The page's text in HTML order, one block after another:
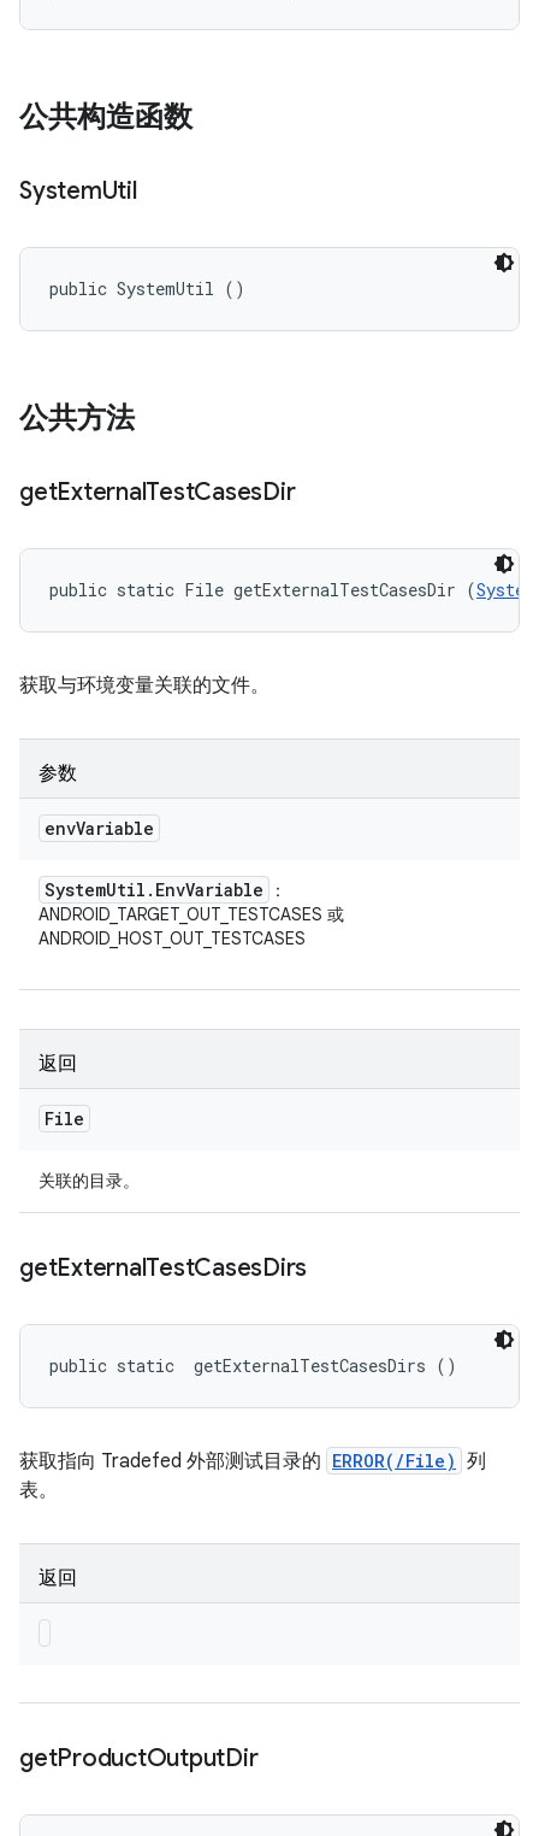
公共构造函数
SystemUtil
public SystemUtil ()
公共方法
getExternalTestCasesDir
public static File getExternalTestCasesDir (
获取与环境变量关联的文件。
参数
envVariable
SystemUtil . EnvVariable
：
ANDROID_TARGET_OUT_TESTCASES 或
ANDROID_HOST_OUT_TESTCASES
返回
File
关联的目录。
getExternalTestCasesDirs
public static getExternalTestCasesDirs ()
获取指向 Tradefed 外部测试目录的 ERROR(/File) 列
表。
返回
getProductOutputDir